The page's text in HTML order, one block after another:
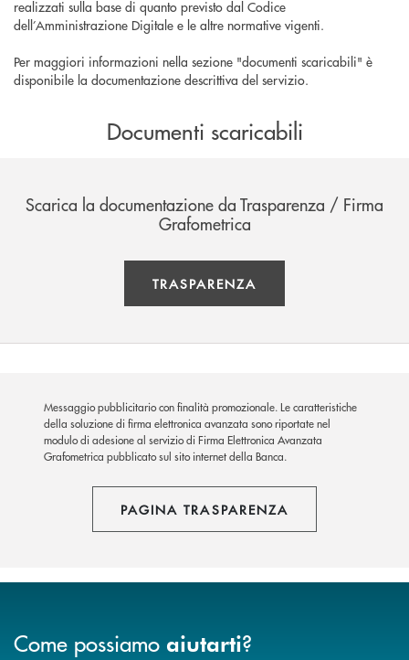
realizzati sulla base di quanto previsto dal Codice
dell’Amministrazione Digitale e le altre normative vigenti.
Per maggiori informazioni nella sezione "documenti scaricabili" è
disponibile la documentazione descrittiva del servizio.
Documenti scaricabili
Scarica la documentazione da Trasparenza / Firma
Grafometrica
TRASPARENZA
Messaggio pubblicitario con finalità promozionale. Le caratteristiche
della soluzione di firma elettronica avanzata sono riportate nel
modulo di adesione al servizio di Firma Elettronica Avanzata
Grafometrica pubblicato sul sito internet della Banca.
PAGINA TRASPARENZA
Come possiamo aiutarti?